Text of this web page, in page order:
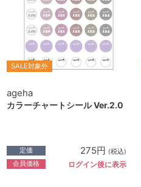
SALE対象外
ageha
カラーチャートシール Ver.2.0
定価 275円 (税込)
会員価格 ログイン後に表示